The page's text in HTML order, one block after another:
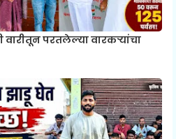
परतलेल्या वारकऱ्यांचा